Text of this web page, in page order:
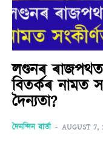
লণ্ডনৰ
বিতৰ্কৰ নামত
দৈন্যতা?
দৈনন্দিন বাৰ্তা - AUGUST 7,